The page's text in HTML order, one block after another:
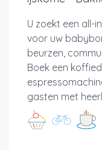
U zoekt een all-
voor uw
beurzen,
Boek een
gasten met